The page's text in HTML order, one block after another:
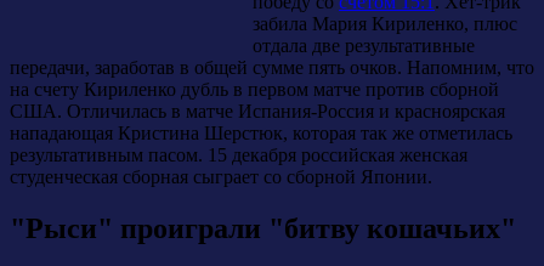
забила Мария Кириленко, плюс
отдала две результативные
передачи, заработав в общей сумме пять очков. Напомним, что
на счету Кириленко дубль в первом матче против сборной
США. Отличилась в матче Испания-Россия и красноярская
нападающая Кристина Шерстюк, которая так же отметилась
результативным пасом. 15 декабря российская женская
студенческая сборная сыграет со сборной Японии.
"Рыси" проиграли "битву кошачьих"